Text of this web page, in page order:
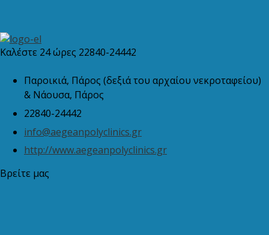
Καλέστε 24 ώρες 22840-24442
Παροικιά, Πάρος (δεξιά του αρχαίου νεκροταφείου)
& Νάουσα, Πάρος
22840-24442
info@aegeanpolyclinics.gr
http://www.aegeanpolyclinics.gr
Βρείτε μας